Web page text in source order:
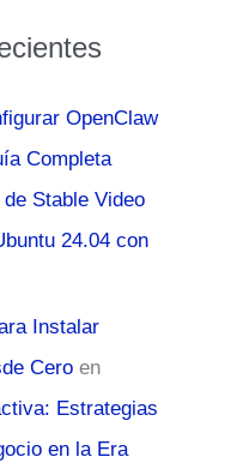
OpenClaw
Completa
de Stable Video
24.04 con
Instalar
Cero en
Estrategias
en la Era